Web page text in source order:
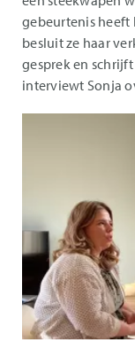
gebeurtenis heeft
besluit ze haar
gesprek en
interviewt Sonja